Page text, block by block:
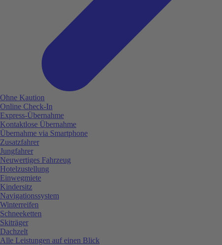
Ohne Kaution
Online Check-In
Express-Übernahme
Kontaktlose Übernahme
Übernahme via Smartphone
Zusatzfahrer
Jungfahrer
Neuwertiges Fahrzeug
Hotelzustellung
Einwegmiete
Kindersitz
Navigationssystem
Winterreifen
Schneeketten
Skiträger
Dachzelt
Alle Leistungen auf einen Blick